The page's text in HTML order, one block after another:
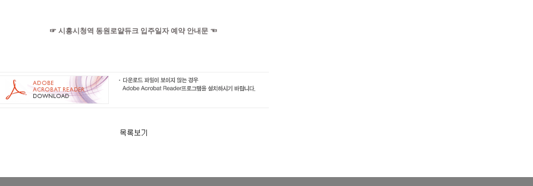
☞ 시흥시청역 동원로얄듀크 입주일자 예약 안내문 ☜